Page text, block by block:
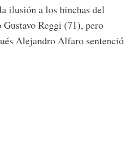
ilusión a los hinchas del
Reggi (71), pero
Alejandro Alfaro sentenció